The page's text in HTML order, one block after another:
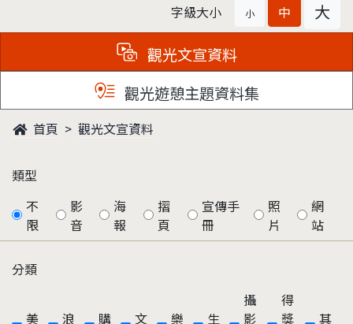
字級大小 小 中 大
觀光文宣資料
觀光遊憩主題資料集
首頁 觀光文宣資料
類型
不
限
影
音
海
報
摺
頁
宣傳手
冊
照
片
網
站
分類
美
浪
購
文
樂
生
攝
影
得
獎
其